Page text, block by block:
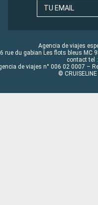
TU EMAIL
Agencia de viajes
rue du gabian Les flots bleus MC
contact tel
de viajes n° 006 02 0007 –
©